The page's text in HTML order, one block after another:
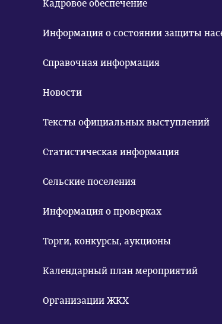
Кадровое обеспечение
Информация о состоянии защиты
Справочная информация
Новости
Тексты официальных выступлений
Статистическая информация
Сельские поселения
Информация о проверках
Торги, конкурсы, аукционы
Календарный план мероприятий
Организации ЖКХ